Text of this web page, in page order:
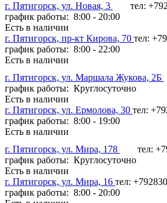
г. Пятигорск, ул. Новая, 3
тел:
график работы: 8:00 - 20:00
Есть в наличии
г. Пятигорск, пр-кт Кирова, 70 тел:
график работы: 8:00 - 22:00
Есть в наличии
г. Пятигорск, ул. Маршала Жукова, 2Б
график работы: Круглосуточно
Есть в наличии
г. Пятигорск, ул. Ермолова, 30 тел:
график работы: 8:00 - 19:00
Есть в наличии
г. Пятигорск, ул. Мира, 178
тел:
график работы: Круглосуточно
Есть в наличии
г. Пятигорск, ул. Мира, 16 тел:
график работы: 8:00 - 20:00